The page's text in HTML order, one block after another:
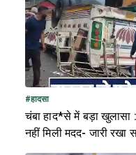
#हादसा
चंबा हाद*से में बड़ा खुलासा
नहीं मिली मदद- जारी रखा